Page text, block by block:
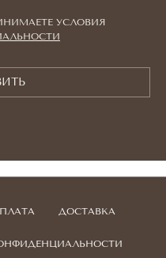
УСЛОВИЯ
ДОСТАВКА